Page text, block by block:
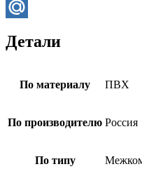
Twitter
Детали
По материалу ПВХ
По производителю Россия
По типу